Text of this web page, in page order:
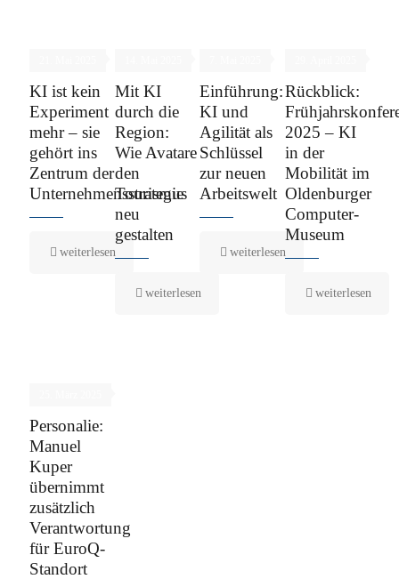
KI ist kein
Experiment
mehr – sie
gehört ins
Zentrum der
Unternehmensstrategie
weiterlesen
Mit KI
durch die
Region:
Wie Avatare
den
Tourismus
neu
gestalten
weiterlesen
Einführung:
KI und
Agilität als
Schlüssel
zur neuen
Arbeitswelt
weiterlesen
Rückblick:
2025 – KI
in der
Mobilität im
Oldenburger
Computer-
Museum
weiterlesen
Personalie:
Manuel
Kuper
übernimmt
zusätzlich
Verantwortung
für EuroQ-
Standort